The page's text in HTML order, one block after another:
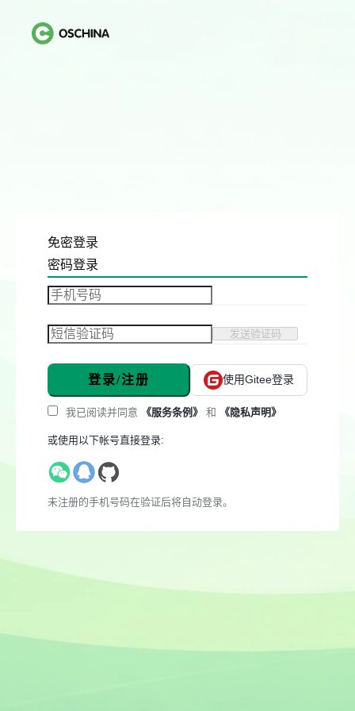
免密登录
密码登录
发送验证码
登录/注册 使用Gitee登录
我已阅读并同意 《服务条例》 和 《隐私声明》
或使用以下帐号直接登录:
未注册的手机号码在验证后将自动登录。